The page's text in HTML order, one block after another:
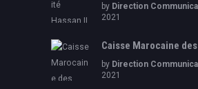
by Direction
2021
Caisse Marocaine
by Direction
2021